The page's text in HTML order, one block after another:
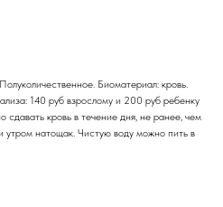
Биоматериал: кровь.
140 руб взрослому и 200 руб ребенку
сдавать кровь в течение дня, не ранее, чем
натощак. Чистую воду можно пить в